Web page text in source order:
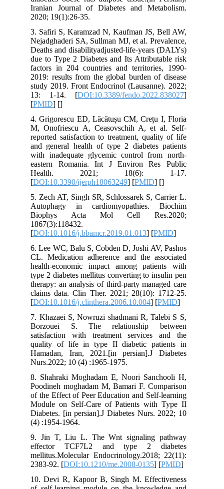
Iranian Journal of Diabetes and
3. Safiri S, Karamzad N, Kaufman JS,
Nejadghaderi SA, Sullman MJ, et al.
Deaths and disabilityadjusted-life-years
due to Type 2 Diabetes and Its
factors in 204 countries and
2019: results from the global burden
study 2019. Front Endocrinol
13: 1-14. [DOI:10.3389/
4. Grigorescu ED, Lăcătușu CM,
M, Onofriescu A, Ceasovschih A, et
reported satisfaction to treatment,
and general health of type 2 diabetes
with inadequate glycemic control
eastern Romania. Int J Environ
Health. 2021; 18(6):
[DOI:10.3390/ijerph18063249
5. Zech AT, Singh SR, Schlossarek S,
Autophagy in cardiomyopathies.
Biophys Acta Mol Cell
[DOI:10.1016/j.bbamcr.2019.01.013
6. Lee WC, Balu S, Cobden D, Joshi
CL. Medication adherence and the
health-economic impact among
type 2 diabetes mellitus converting to
therapy: an analysis of third-party
claims data. Clin Ther. 2021; 28(10):
[DOI:10.1016/j.clinthera.2006.10.004
7. Khazaei S, Nowruzi shadmani R,
Borzouei S. The relationship
satisfaction with treatment services
quality of life in type II diabetic
Hamadan, Iran, 2021.[in persian].J
Nurs.2022; 10 (4) :1965-1975.
8. Shahraki Moghadam E, Noori
Poodineh moghadam M, Bamari F.
of the Effect of Peer Education and
Module on Self-Care of Patients
Diabetes. [in persian].J Diabetes Nurs.
9. Jin T, Liu L. The Wnt signaling
effector TCF7L2 and type 2
mellitus.Molecular
2383-92. [DOI:10.1210/me.2008-0135
10. Devi R, Kapoor B, Singh M.